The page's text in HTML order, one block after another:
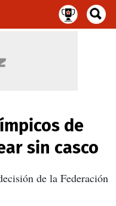
de
sin casco
de la Federación